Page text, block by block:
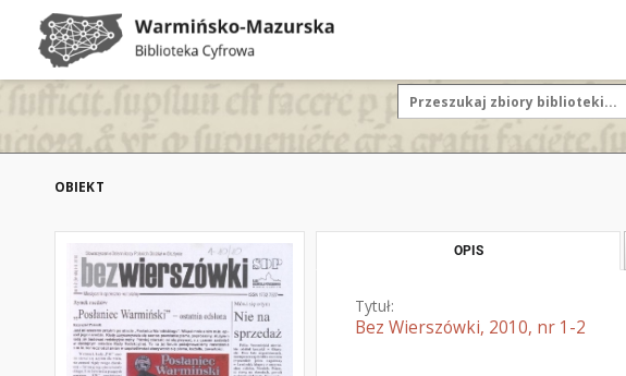
OBIEKT
OPIS
Tytuł:
Bez Wierszówki, 2010, nr 1-2